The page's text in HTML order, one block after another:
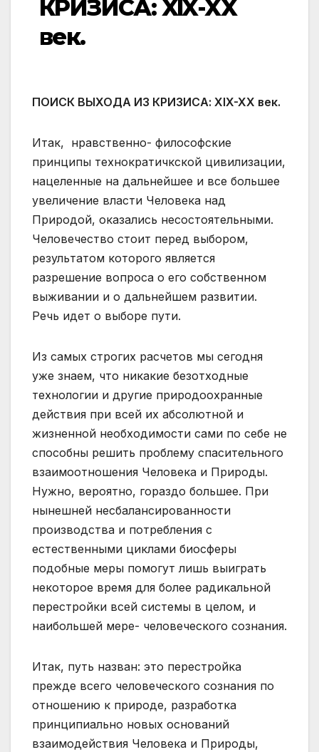
КРИЗИСА: XIX-XX
век.
ПОИСК ВЫХОДА ИЗ КРИЗИСА: XIX-XX век.
Итак, нравственно- философские
принципы технократичкской цивилизации,
нацеленные на дальнейшее и все большее
увеличение власти Человека над
Природой, оказались несостоятельными.
Человечество стоит перед выбором,
результатом которого является
разрешение вопроса о его собственном
выживании и о дальнейшем развитии.
Речь идет о выборе пути.
Из самых строгих расчетов мы сегодня
уже знаем, что никакие безотходные
технологии и другие природоохранные
действия при всей их абсолютной и
жизненной необходимости сами по себе не
способны решить проблему спасительного
взаимоотношения Человека и Природы.
Нужно, вероятно, гораздо большее. При
нынешней несбалансированности
производства и потребления с
естественными циклами биосферы
подобные меры помогут лишь выиграть
некоторое время для более радикальной
перестройки всей системы в целом, и
наибольшей мере- человеческого сознания.
Итак, путь назван: это перестройка
прежде всего человеческого сознания по
отношению к природе, разработка
принципиально новых оснований
взаимодействия Человека и Природы,